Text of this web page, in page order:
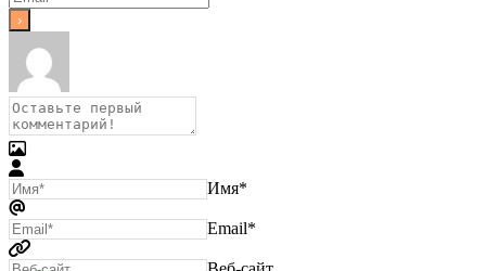
Имя*
Email*